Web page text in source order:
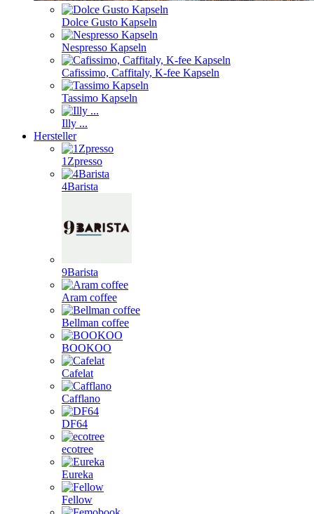
Dolce Gusto Kapseln
Nespresso Kapseln
Cafissimo, Caffitaly, K-fee Kapseln
Tassimo Kapseln
Illy ...
Hersteller
1Zpresso
4Barista
9Barista
Aram coffee
Bellman coffee
BOOKOO
Cafelat
Cafflano
DF64
ecotree
Eureka
Fellow